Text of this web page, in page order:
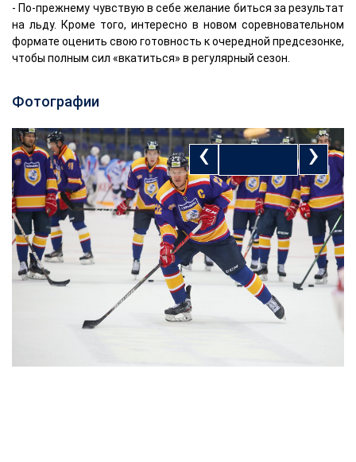
- По-прежнему чувствую в себе желание биться за результат
на льду. Кроме того, интересно в новом соревновательном
формате оценить свою готовность к очередной предсезонке,
чтобы полным сил «вкатиться» в регулярный сезон.
Фотографии
‹ ›